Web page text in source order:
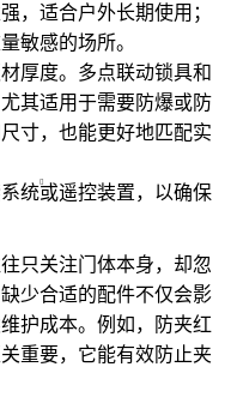
，适合户外长期使用；
敏感的场所。
厚度。多点联动锁具和
其适用于需要防爆或防
寸，也能更好地匹配实
统或遥控装置，以确保
只关注门体本身，却忽
少合适的配件不仅会影
护成本。例如，
防夹红
重要，它能有效防止夹